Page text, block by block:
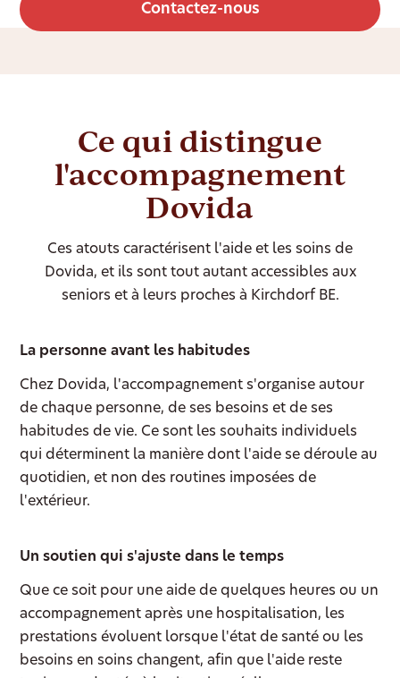
Contactez-nous
Ce qui distingue
l'accompagnement
Dovida
Ces atouts caractérisent l'aide et les soins de
Dovida, et ils sont tout autant accessibles aux
seniors et à leurs proches à Kirchdorf BE.
La personne avant les habitudes
Chez Dovida, l'accompagnement s'organise autour
de chaque personne, de ses besoins et de ses
habitudes de vie. Ce sont les souhaits individuels
qui déterminent la manière dont l'aide se déroule au
quotidien, et non des routines imposées de
l'extérieur.
Un soutien qui s'ajuste dans le temps
Que ce soit pour une aide de quelques heures ou un
accompagnement après une hospitalisation, les
prestations évoluent lorsque l'état de santé ou les
besoins en soins changent, afin que l'aide reste